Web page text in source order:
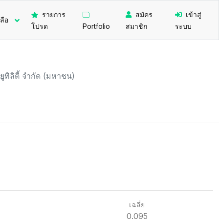
อ
รายการ
โปรด
Portfolio
สมัคร
สมาชิก
เข้าสู่
ระบบ
ทิลิตี้ จำกัด (มหาชน)
เฉลี่ย
0.095